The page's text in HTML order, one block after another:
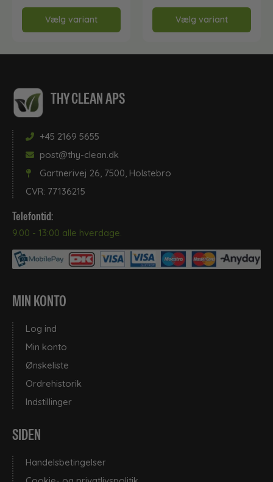
•
Rengøring af gulve
Stål og metalpleje
Støvsugerposer
Tæpperengøring
Toiletpapir
Universalrengøring
Vælg variant Vælg variant
THY CLEAN APS
+45 2169 5655
post@thy-clean.dk
Gartnerivej 26, 7500, Holstebro
CVR: 77136215
Telefontid:
9.00 - 13:00 alle hverdage.
MIN KONTO
Log ind
Min konto
Ønskeliste
Ordrehistorik
Indstillinger
SIDEN
Handelsbetingelser